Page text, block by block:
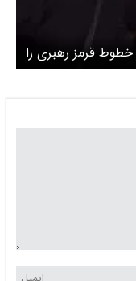
قرمز رهبری را